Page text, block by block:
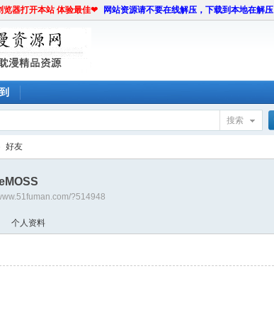
器打开本站 体验最佳❤ 网站资源请不要在线解压，下载到本地在解压
搜索
好友
?514948
个人资料